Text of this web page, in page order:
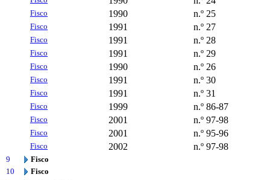
Fisco 1990 n.º 25
Fisco 1991 n.º 27
Fisco 1991 n.º 28
Fisco 1991 n.º 29
Fisco 1990 n.º 26
Fisco 1991 n.º 30
Fisco 1991 n.º 31
Fisco 1999 n.º 86-87
Fisco 2001 n.º 97-98
Fisco 2001 n.º 95-96
Fisco 2002 n.º 97-98
9
Fisco
10
Fisco